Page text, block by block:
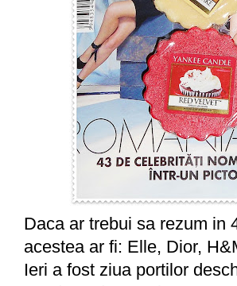
Daca ar trebui sa rezum in
acestea ar fi: Elle, Dior,
Ieri a fost ziua portilor